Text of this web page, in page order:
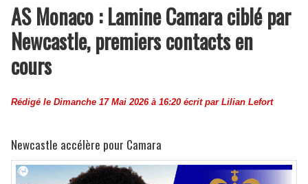
AS Monaco : Lamine Camara ciblé par
Newcastle, premiers contacts en
cours
Rédigé le Dimanche 17 Mai 2026 à 16:20 écrit par Lilian Lefort
Newcastle accélère pour Camara